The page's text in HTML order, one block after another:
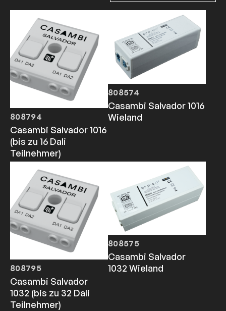
808794
Casambi Salvador 1016
(bis zu 16 Dali
Teilnehmer)
808574
Casambi Salvador 1016
Wieland
808795
Casambi Salvador
1032 (bis zu 32 Dali
Teilnehmer)
808575
Casambi Salvador
1032 Wieland